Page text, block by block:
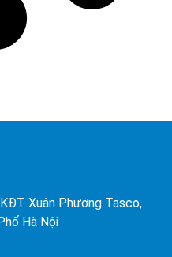
Xuân Phương Tasco,
Hà Nội